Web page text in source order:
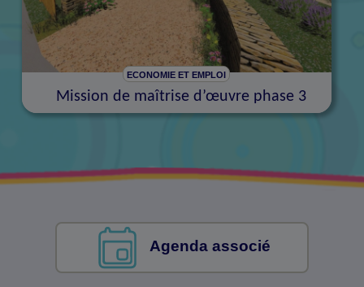
ECONOMIE ET EMPLOI
Mission de maîtrise d’œuvre phase 3
Agenda associé